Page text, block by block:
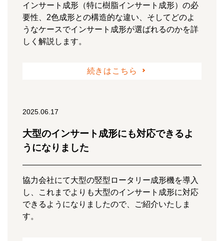
インサート成形（特に樹脂インサート成形）の必
要性、2色成形との構造的な違い、そしてどのよ
うなケースでインサート成形が選ばれるのかを詳
しく解説します。
続きはこちら
2025.06.17
大型のインサート成形にも対応できるよ
うになりました
協力会社にて大型の竪型ロータリー成形機を導入
し、これまでよりも大型のインサート成形に対応
できるようになりましたので、ご紹介いたしま
す。